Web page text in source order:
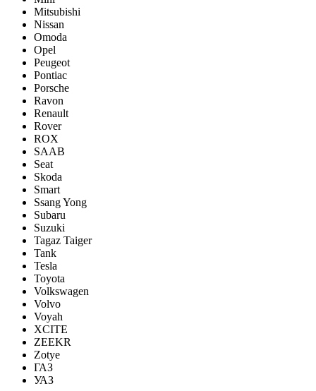
Mitsubishi
Nissan
Omoda
Opel
Peugeot
Pontiac
Porsсhe
Ravon
Renault
Rover
ROX
SAAB
Seat
Skoda
Smart
Ssang Yong
Subaru
Suzuki
Tagaz Taiger
Tank
Tesla
Toyota
Volkswagen
Volvo
Voyah
XCITE
ZEEKR
Zotye
ГАЗ
УАЗ